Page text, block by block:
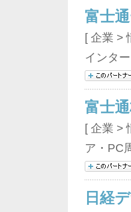
富士
[ 企業 >
インタ
富士
[ 企業 >
ア・PC
日経